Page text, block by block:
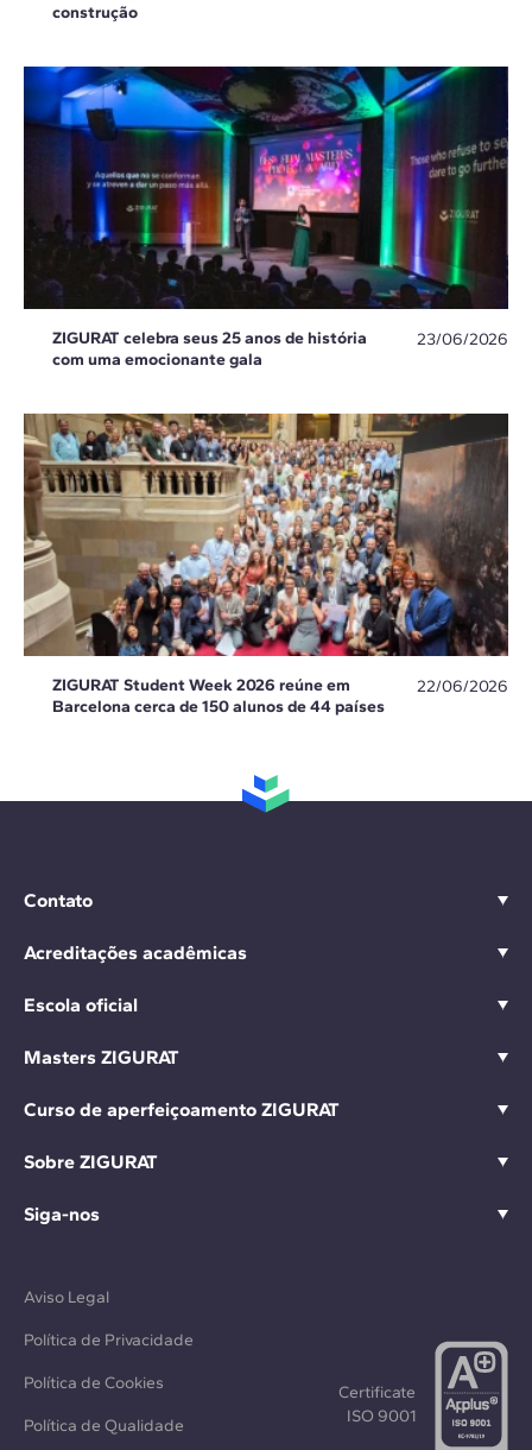
construção
ZIGURAT celebra seus 25 anos de história
com uma emocionante gala
23/06/2026
ZIGURAT Student Week 2026 reúne em
Barcelona cerca de 150 alunos de 44 países
22/06/2026
Contato
Acreditações acadêmicas
Escola oficial
Masters ZIGURAT
Curso de aperfeiçoamento ZIGURAT
Sobre ZIGURAT
Siga-nos
Aviso Legal
Política de Privacidade
Política de Cookies
Política de Qualidade
Certificate
ISO 9001